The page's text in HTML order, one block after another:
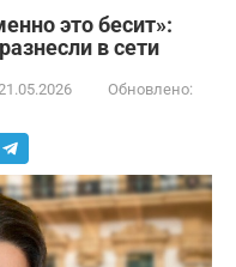
это бесит»:
в сети
Обновлено: